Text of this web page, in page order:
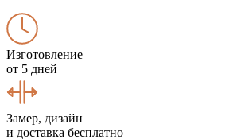
Изготовление
от 5 дней
Замер, дизайн
и доставка бесплатно